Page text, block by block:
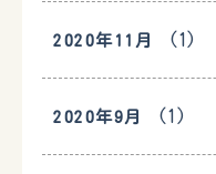
2020年11月 (1)
2020年9月 (1)